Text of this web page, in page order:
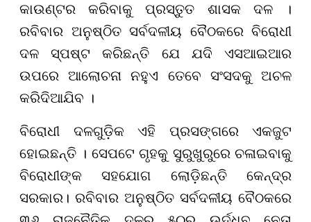
କାଉଣ୍ଟର କରିବାକୁ ପ୍ରସ୍ତୁତ ଶାସକ ଦଳ ।
ରବିବାର ଅନୁଷ୍ଠିତ ସର୍ବଦଳୀୟ ବୈଠକରେ ବିରୋଧୀ
ଦଳ ସ୍ପଷ୍ଟ କରିଛନ୍ତି ଯେ ଯଦି ଏସଆଇଆର
ଉପରେ ଆଲୋଚନା ନହୁଏ ତେବେ ସଂସଦକୁ ଅଚଳ
କରିଦିଆଯିବ ।
ବିରୋଧୀ ଦଳଗୁଡ଼ିକ ଏହି ପ୍ରସଙ୍ଗରେ ଏକଜୁଟ
ହୋଇଛନ୍ତି । ସେପଟେ ଗୃହକୁ ସୁରୁଖୁରୁରେ ଚଳାଇବାକୁ
ବିରୋଧୀଙ୍କ ସହଯୋଗ ଲୋଡ଼ିଛନ୍ତି କେନ୍ଦ୍ର
ସରକାର। ରବିବାର ଅନୁଷ୍ଠିତ ସର୍ବଦଳୀୟ ବୈଠକରେ